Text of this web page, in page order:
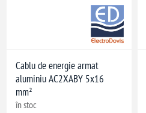
Cablu de energie armat
aluminiu AC2XABY 5x16
mm²
în stoc